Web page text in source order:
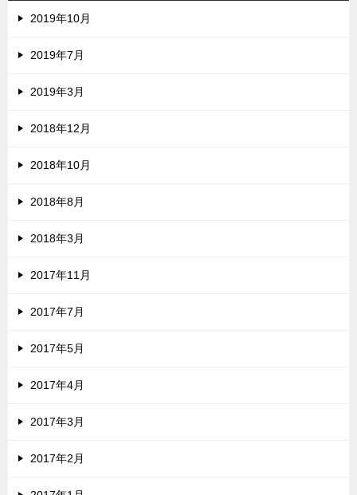
2019年10月
2019年7月
2019年3月
2018年12月
2018年10月
2018年8月
2018年3月
2017年11月
2017年7月
2017年5月
2017年4月
2017年3月
2017年2月